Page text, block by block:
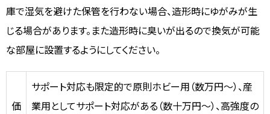
庫で湿気を避けた保管を行わない場合、造形時にゆがみが生
じる場合があります。また造形時に臭いが出るので換気が可能
な部屋に設置するようにしてください。
価
サポート対応も限定的で原則ホビー用（数万円～）、産
業用としてサポート対応がある（数十万円～）、高強度の